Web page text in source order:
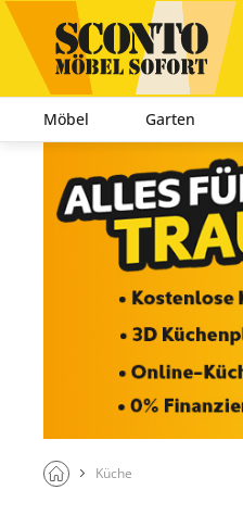
Möbel Garten
Küche